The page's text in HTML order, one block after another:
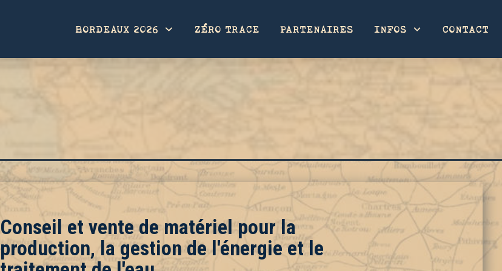
BORDEAUX 2026 ZÉRO TRACE PARTENAIRES INFOS CONTACT
Conseil et vente de matériel pour la
production, la gestion de l'énergie et le